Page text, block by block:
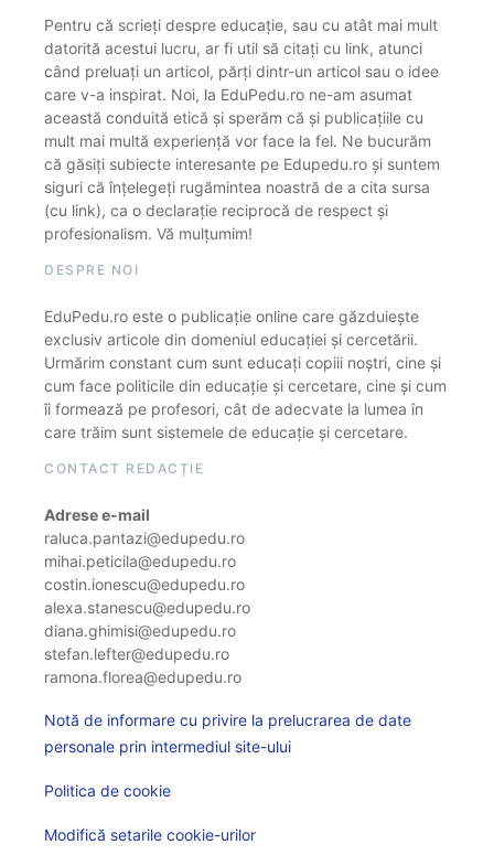
Pentru că scrieți despre educație, sau cu atât mai mult
datorită acestui lucru, ar fi util să citați cu link, atunci
când preluați un articol, părți dintr-un articol sau o idee
care v-a inspirat. Noi, la EduPedu.ro ne-am asumat
această conduită etică și sperăm că și publicațiile cu
mult mai multă experiență vor face la fel. Ne bucurăm
că găsiți subiecte interesante pe Edupedu.ro și suntem
siguri că înțelegeți rugămintea noastră de a cita sursa
(cu link), ca o declarație reciprocă de respect și
profesionalism. Vă mulțumim!
DESPRE NOI
EduPedu.ro este o publicație online care găzduiește
exclusiv articole din domeniul educației și cercetării.
Urmărim constant cum sunt educați copiii noștri, cine și
cum face politicile din educație și cercetare, cine și cum
îi formează pe profesori, cât de adecvate la lumea în
care trăim sunt sistemele de educație și cercetare.
CONTACT REDACȚIE
Adrese e-mail
raluca.pantazi@edupedu.ro
mihai.peticila@edupedu.ro
costin.ionescu@edupedu.ro
alexa.stanescu@edupedu.ro
diana.ghimisi@edupedu.ro
stefan.lefter@edupedu.ro
ramona.florea@edupedu.ro
Notă de informare cu privire la prelucrarea de date
personale prin intermediul site-ului
Politica de cookie
Modifică setarile cookie-urilor